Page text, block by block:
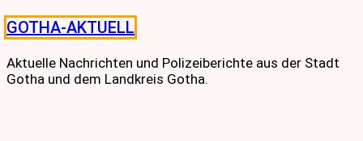
Skip
to
content
GOTHA-AKTUELL
Aktuelle Nachrichten und Polizeiberichte aus der Stadt
Gotha und dem Landkreis Gotha.